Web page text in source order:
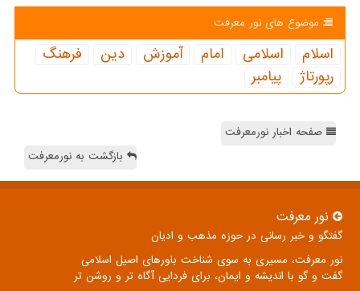
موضوع های نور معرفت
اسلام اسلامی امام آموزش دین
فرهنگ
رپورتاژ
پیامبر
صفحه اخبار نورمعرفت
بازگشت به نورمعرفت
نور معرفت
گفتگو و خبر رسانی در حوزه مذهب و ادیان
نور معرفت، مسیری به سوی شناخت باورهای اصیل اسلامی
گفت و گو با اندیشه و ایمان، برای فردایی آگاه تر و روشن تر